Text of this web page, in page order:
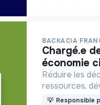
BACKACIA
chargé.e de projet réemploi et
économie
Réduire les
ressources,
d’économie
💡 Responsible